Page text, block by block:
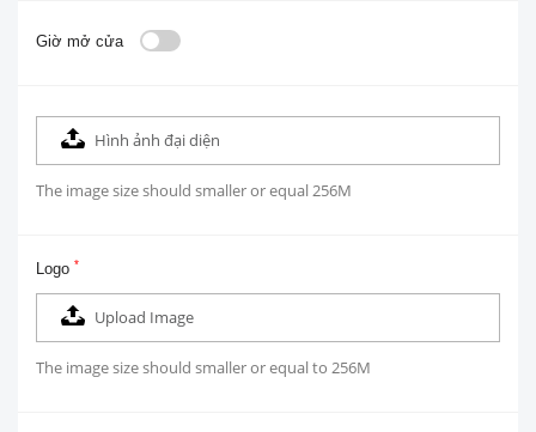
Giờ mở cửa
Hình ảnh đại diện
The image size should smaller or equal 256M
Logo *
Upload Image
The image size should smaller or equal to 256M